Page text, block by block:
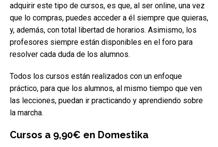
adquirir este tipo de cursos, es que, al ser online, una vez
que lo compras, puedes acceder a él siempre que quieras,
y, además, con total libertad de horarios. Asimismo, los
profesores siempre están disponibles en el foro para
resolver cada duda de los alumnos.
Todos los cursos están realizados con un enfoque
práctico, para que los alumnos, al mismo tiempo que ven
las lecciones, puedan ir practicando y aprendiendo sobre
la marcha.
Cursos a 9,90€ en Domestika